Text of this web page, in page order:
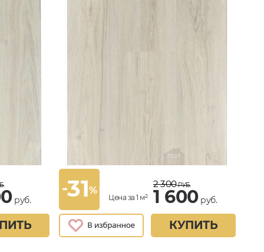
руб.
-31%
Цена за 1 м²
2 300РУБ.
1 600руб.
КУПИТЬ